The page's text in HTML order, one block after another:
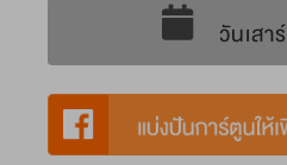
วันเสาร์